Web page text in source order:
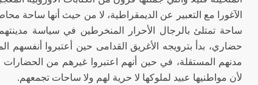
الآغورا مع التعبير عن الديمقراطية، لا من حيث أنها
ساحة تمتلئ بالرجال الأحرار المنخرطين في سياسة
حضاري، بدأ بترويجه الأغريق القدامى حين أعتبروا
مدنهم المستقلة، في حين أنهم اعتبروا غيرهم من الحضارات
لأن مواطنيها عبيد لملوكها لا حرية لهم ولا ساحات تجمعهم.